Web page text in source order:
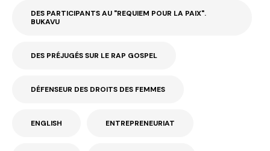
DES PARTICIPANTS AU "REQUIEM POUR LA PAIX".
BUKAVU
DES PRÉJUGÉS SUR LE RAP GOSPEL
DÉFENSEUR DES DROITS DES FEMMES
ENGLISH ENTREPRENEURIAT